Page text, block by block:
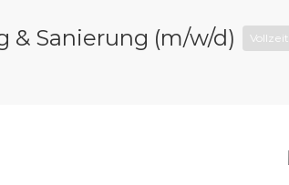
Sanierung (m/w/d) Vollzeit